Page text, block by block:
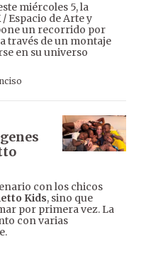
miércoles 5, la
Espacio de Arte y
un recorrido por
través de un montaje
en su universo
con los chicos
Kids, sino que
por primera vez. La
con varias